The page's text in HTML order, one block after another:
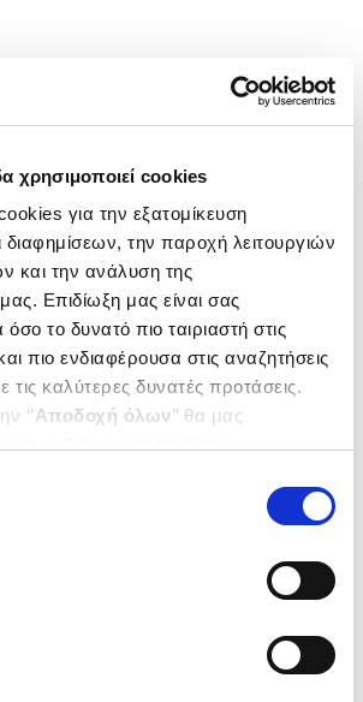
χρησιμοποιεί cookies
για την εξατομίκευση
διαφημίσεων, την παροχή λειτουργιών
και την ανάλυση της
Επιδίωξη μας είναι σας
το δυνατό πιο ταιριαστή στις
πιο ενδιαφέρουσα στις αναζητήσεις
τις καλύτερες δυνατές προτάσεις.
‘’Αποδοχή όλων’’ θα μας
επιλέξετε από τα παρακάτω με την
΄΄και να ενημερωθείτε σχετικά με